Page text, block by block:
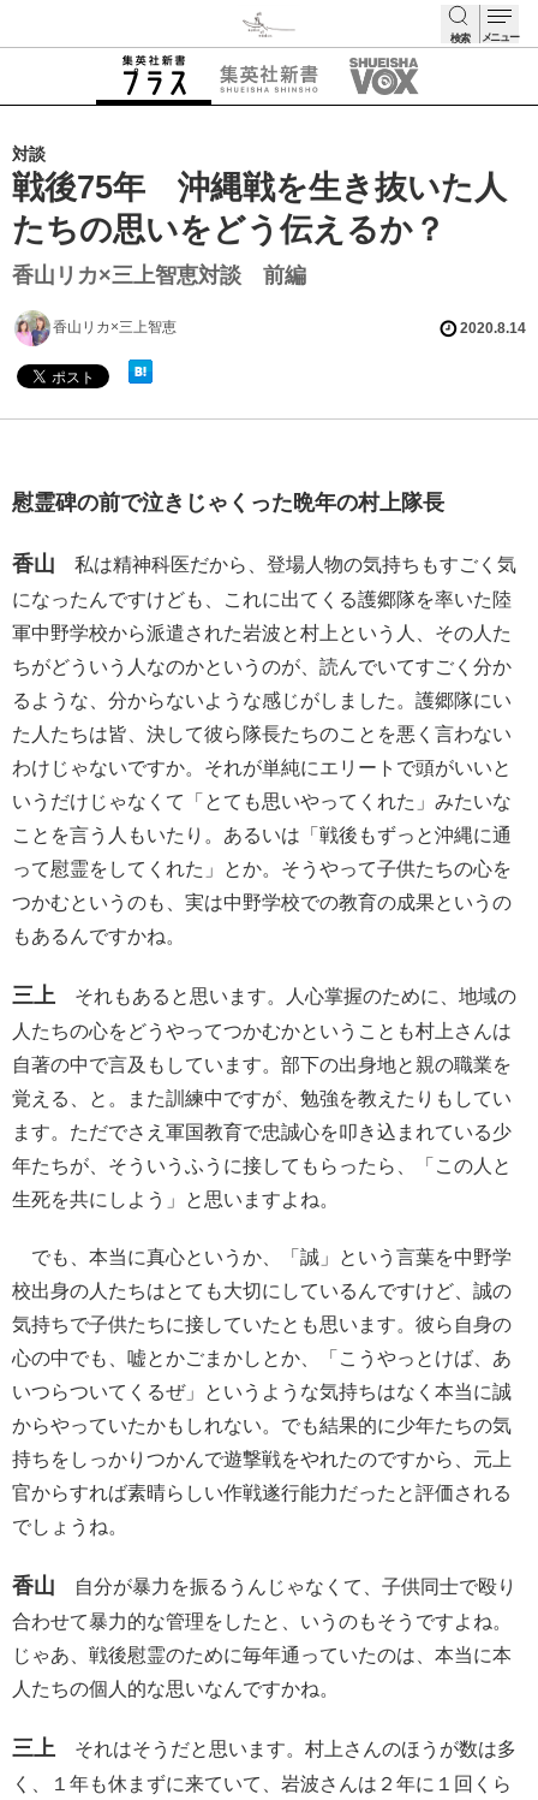
検索 メニュー
対談
戦後75年 沖縄戦を生き抜いた人
たちの思いをどう伝えるか？
香山リカ×三上智恵対談 前編
香山リカ×三上智恵 2020.8.14
慰霊碑の前で泣きじゃくった晩年の村上隊長
香山 私は精神科医だから、登場人物の気持ちもすごく気
になったんですけども、これに出てくる護郷隊を率いた陸
軍中野学校から派遣された岩波と村上という人、その人た
ちがどういう人なのかというのが、読んでいてすごく分か
るような、分からないような感じがしました。護郷隊にい
た人たちは皆、決して彼ら隊長たちのことを悪く言わない
わけじゃないですか。それが単純にエリートで頭がいいと
いうだけじゃなくて「とても思いやってくれた」みたいな
ことを言う人もいたり。あるいは「戦後もずっと沖縄に通
って慰霊をしてくれた」とか。そうやって子供たちの心を
つかむというのも、実は中野学校での教育の成果というの
もあるんですかね。
三上 それもあると思います。人心掌握のために、地域の
人たちの心をどうやってつかむかということも村上さんは
自著の中で言及もしています。部下の出身地と親の職業を
覚える、と。また訓練中ですが、勉強を教えたりもしてい
ます。ただでさえ軍国教育で忠誠心を叩き込まれている少
年たちが、そういうふうに接してもらったら、「この人と
生死を共にしよう」と思いますよね。
でも、本当に真心というか、「誠」という言葉を中野学
校出身の人たちはとても大切にしているんですけど、誠の
気持ちで子供たちに接していたとも思います。彼ら自身の
心の中でも、嘘とかごまかしとか、「こうやっとけば、あ
いつらついてくるぜ」というような気持ちはなく本当に誠
からやっていたかもしれない。でも結果的に少年たちの気
持ちをしっかりつかんで遊撃戦をやれたのですから、元上
官からすれば素晴らしい作戦遂行能力だったと評価される
でしょうね。
香山 自分が暴力を振るうんじゃなくて、子供同士で殴り
合わせて暴力的な管理をしたと、いうのもそうですよね。
じゃあ、戦後慰霊のために毎年通っていたのは、本当に本
人たちの個人的な思いなんですかね。
三上 それはそうだと思います。村上さんのほうが数は多
く、１年も休まずに来ていて、岩波さんは２年に１回くら